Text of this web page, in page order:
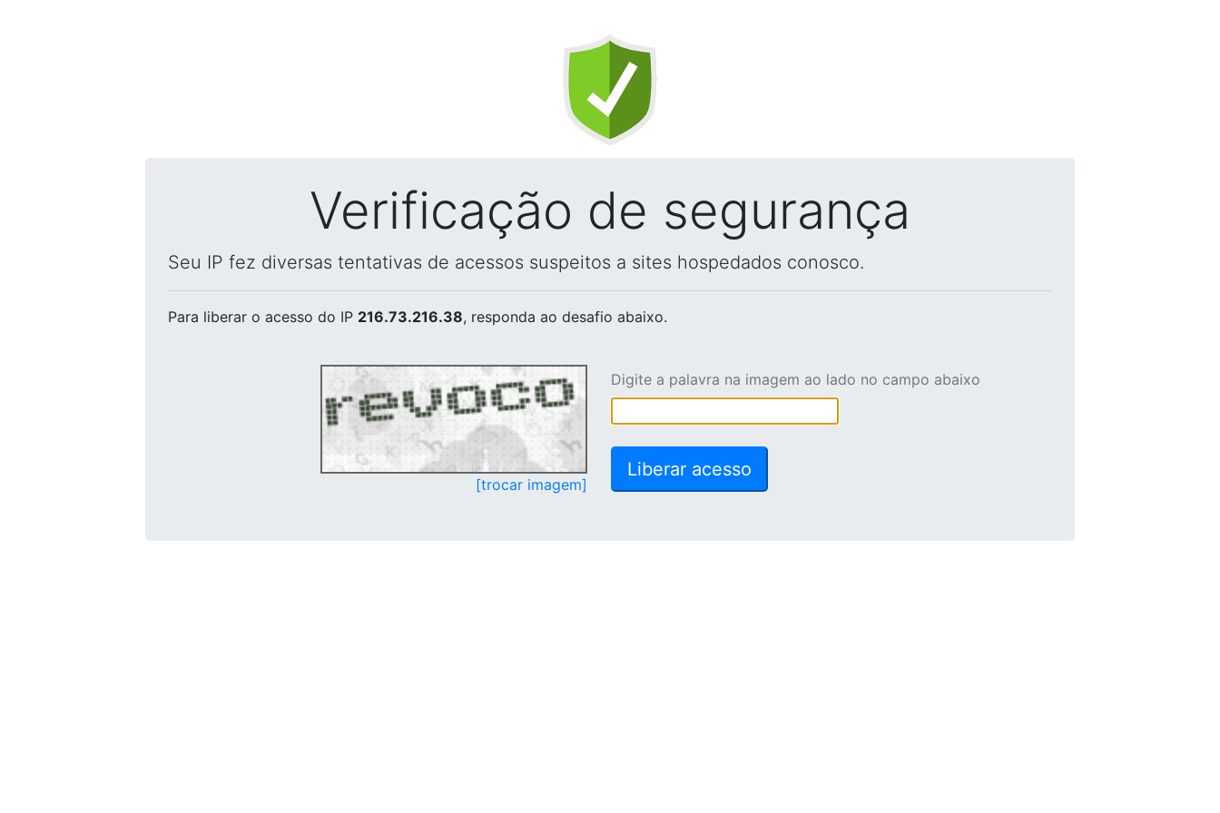
Verificação de segurança
Seu IP fez diversas tentativas de acessos suspeitos a sites hospedados conosco.
Para liberar o acesso do IP 216.73.216.38, responda ao desafio abaixo.
[trocar imagem]
Digite a palavra na imagem ao lado no campo abaixo